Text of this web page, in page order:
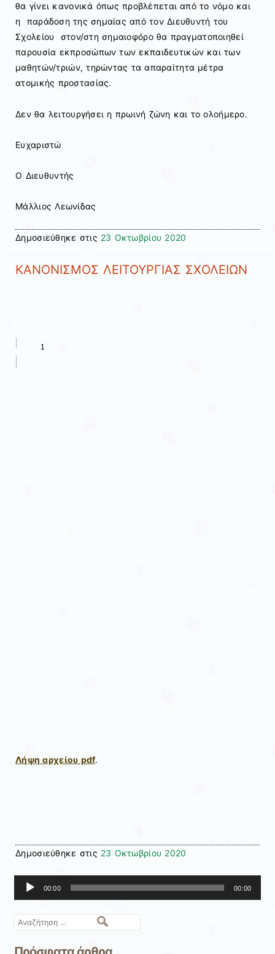
θα γίνει κανονικά όπως προβλέπεται από το νόμο και
η παράδοση της σημαίας από τον Διευθυντή του
Σχολείου στον/στη σημαιοφόρο θα πραγματοποιηθεί
παρουσία εκπροσώπων των εκπαιδευτικών και των
μαθητών/τριών, τηρώντας τα απαραίτητα μέτρα
ατομικής προστασίας.
Δεν θα λειτουργήσει η πρωινή ζώνη και το ολοήμερο.
Ευχαριστώ
Ο Διευθυντής
Μάλλιος Λεωνίδας
Δημοσιεύθηκε στις 23 Οκτωβρίου 2020
ΚΑΝΟΝΙΣΜΟΣ ΛΕΙΤΟΥΡΓΙΑΣ ΣΧΟΛΕΙΩΝ
Λήψη αρχείου pdf.
Δημοσιεύθηκε στις 23 Οκτωβρίου 2020
Πρόγραμμα
Αναπαραγωγής
00:00 00:00
Αναζήτηση